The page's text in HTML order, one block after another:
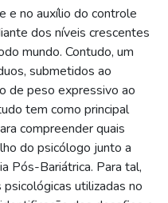
e no auxílio do controle
dos níveis crescentes
mundo. Contudo, um
submetidos ao
de peso expressivo ao
tem como principal
compreender quais
do psicólogo junto a
Pós-Bariátrica. Para tal,
utilizadas no